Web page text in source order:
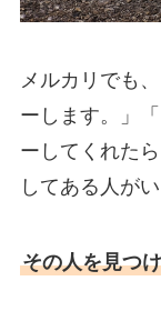
メルカリでも
ーします。」
ーしてくれた
してある人がい
その人を見つ